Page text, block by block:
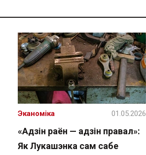
«Адзін раён — адзін правал»:
Як Лукашэнка сам сабе
Эканоміка 01.05.2026